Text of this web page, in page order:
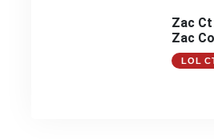
Zac
Zac
Zac
LOL